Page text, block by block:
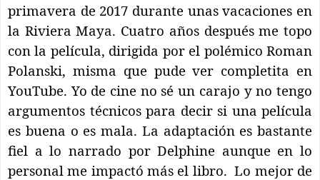
primavera de 2017 durante unas vacaciones en
la Riviera Maya. Cuatro años después me topo
con la película, dirigida por el polémico Roman
Polanski, misma que pude ver completita en
YouTube. Yo de cine no sé un carajo y no tengo
argumentos técnicos para decir si una película
es buena o es mala. La adaptación es bastante
fiel a lo narrado por Delphine aunque en lo
personal me impactó más el libro. Lo mejor de